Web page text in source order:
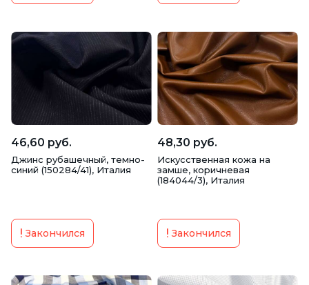
46,60 руб.
Джинс рубашечный, темно-
синий (150284/41), Италия
Закончился
48,30 руб.
Искусственная кожа на
замше, коричневая
(184044/3), Италия
Закончился